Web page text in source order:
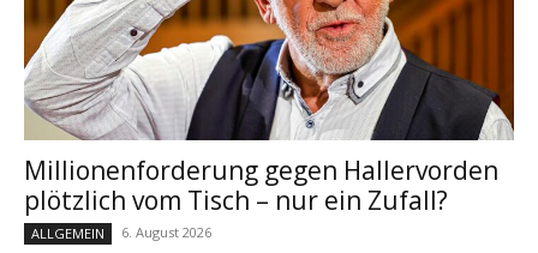
Millionenforderung gegen Hallervorden
plötzlich vom Tisch – nur ein Zufall?
ALLGEMEIN 6. August 2026